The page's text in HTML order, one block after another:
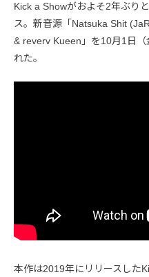
Kick a Showがおよそ2年ぶり
ス。新音源「Natsuka Shit
& reverv Kueen」を10月1日
れた。
本作は2019年にリリースした